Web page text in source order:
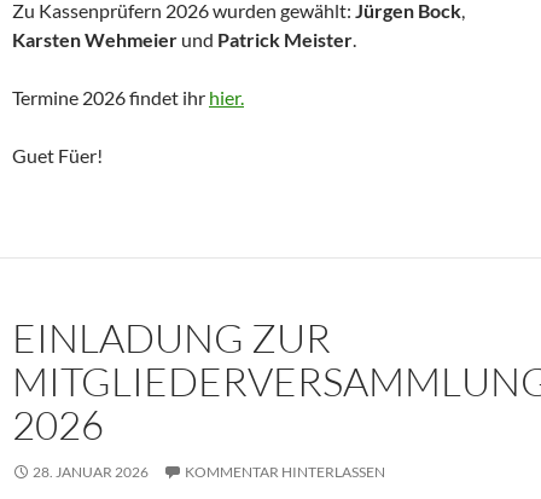
Zu Kassenprüfern 2026 wurden gewählt: Jürgen Bock,
Karsten Wehmeier und Patrick Meister.
Termine 2026 findet ihr hier.
Guet Füer!
EINLADUNG ZUR
2026
28. JANUAR 2026 KOMMENTAR HINTERLASSEN